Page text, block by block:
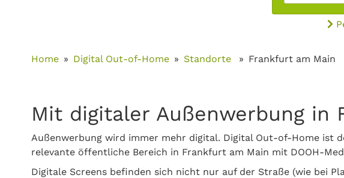
Home Digital Out-of-Home Standorte Frankfurt am Main
Mit digitaler Außenwerbung in
Außenwerbung wird immer mehr digital. Digital Out-of-Home ist
relevante öffentliche Bereich in Frankfurt am Main mit DOOH-
Digitale Screens befinden sich nicht nur auf der Straße (wie bei